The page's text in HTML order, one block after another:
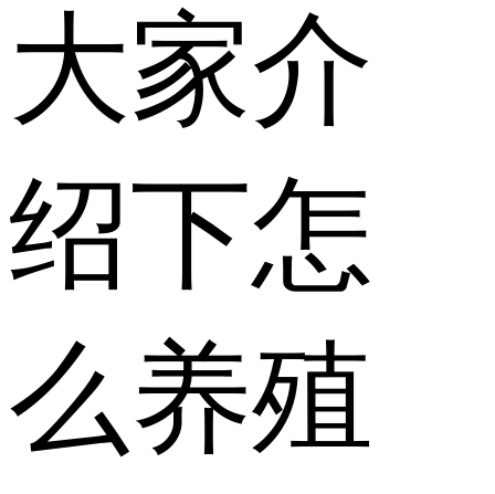
大家介
绍下怎
么养殖